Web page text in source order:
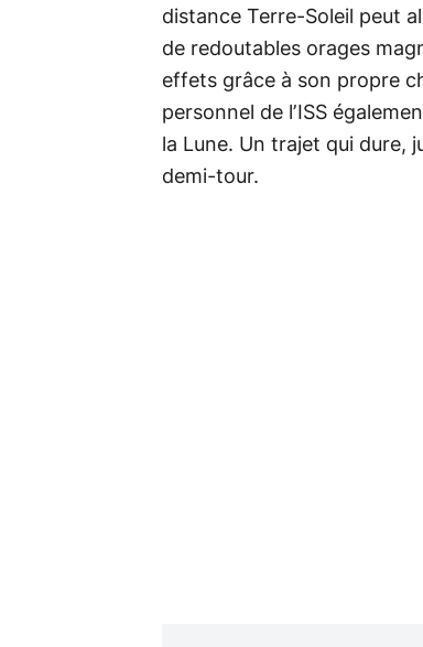
distance Terre-Soleil peut
de redoutables orages
effets grâce à son propre
personnel de l’ISS
la Lune. Un trajet qui dure,
demi-tour.